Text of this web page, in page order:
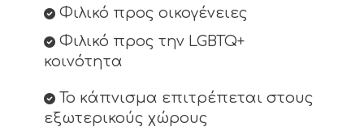
Φιλικό προς οικογένειες
Φιλικό προς την LGBTQ+
κοινότητα
Το κάπνισμα επιτρέπεται στους
εξωτερικούς χώρους